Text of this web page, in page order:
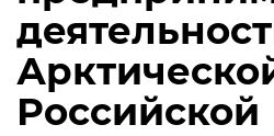
Российской